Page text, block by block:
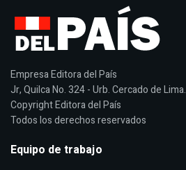
Empresa Editora del País
Jr, Quilca No. 324 - Urb. Cercado de Lima.
Copyright Editora del País
Todos los derechos reservados
Equipo de trabajo